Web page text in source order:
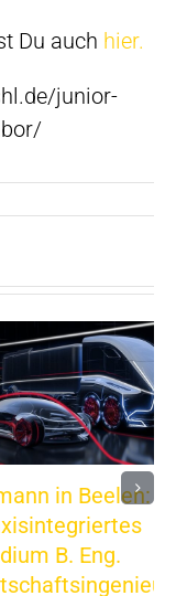
Du auch hier.
junior-
in Beelen:
B. Eng.